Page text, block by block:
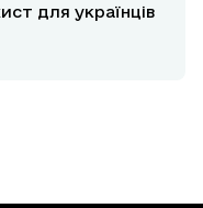
для українців